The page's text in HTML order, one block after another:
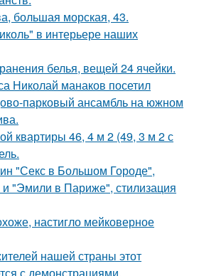
большая морская, 43.
в интерьере наших
белья, вещей 24 ячейки.
Николай манаков посетил
парковый ансамбль на южном
квартиры 46, 4 м 2 (49, 3 м 2 с
"Секс в Большом Городе",
и "Эмили в Париже", стилизация
настигло мейковерное
нашей страны этот